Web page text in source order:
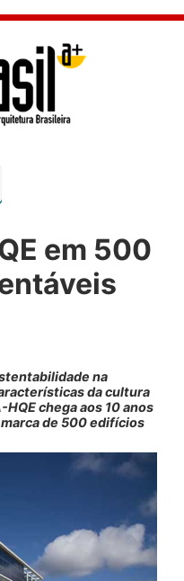
em 500
na
da cultura
chega aos 10 anos
de 500 edifícios